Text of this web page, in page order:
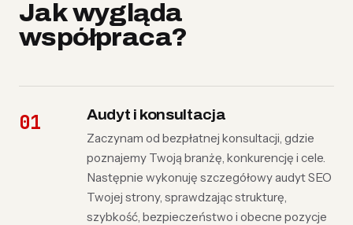
Jak wygląda
współpraca?
Audyt i konsultacja
Zaczynam od bezpłatnej konsultacji, gdzie
poznajemy Twoją branżę, konkurencję i cele.
Następnie wykonuję szczegółowy audyt SEO
Twojej strony, sprawdzając strukturę,
szybkość, bezpieczeństwo i obecne pozycje